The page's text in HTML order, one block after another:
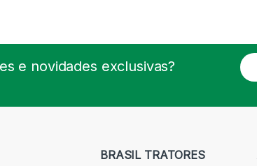
e novidades exclusivas?
E
m
BRASIL TRATORES